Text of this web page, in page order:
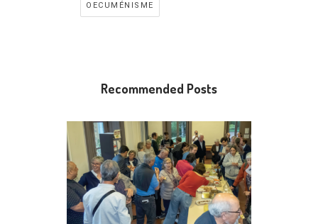
OECUMÉNISME
Recommended Posts